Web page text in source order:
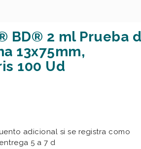
BD® 2 ml Prueba
13x75mm,
100 Ud
adicional si se registra como
5 a 7 d